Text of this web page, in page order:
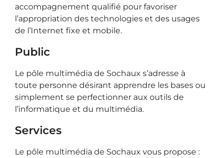
accompagnement qualifié pour favoriser
l’appropriation des technologies et des usages
de l’Internet fixe et mobile.
Public
Le pôle multimédia de Sochaux s’adresse à
toute personne désirant apprendre les bases ou
simplement se perfectionner aux outils de
l’informatique et du multimédia.
Services
Le pôle multimédia de Sochaux vous propose :